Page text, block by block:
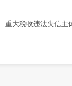
重大税收违法失信主